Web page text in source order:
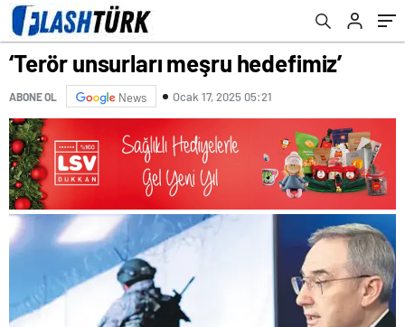
‘Terör unsurları meşru hedefimiz’
ABONE OL News Ocak 17, 2025 05:21